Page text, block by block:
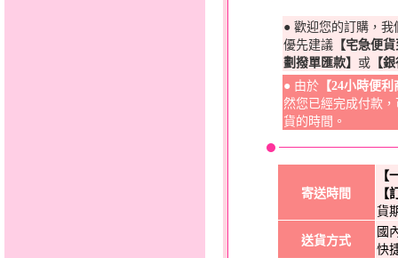
● 歡迎您的訂購，
優先建議 【宅急便
劃撥單匯款】 或 【
● 由於 【24小時便
然您已經完成付款
貨的時間。
寄送時間
【
【
貨
送貨方式
國
快